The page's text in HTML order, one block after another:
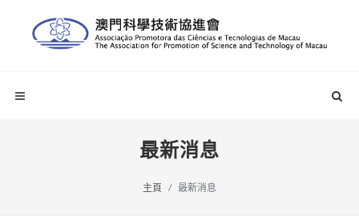
最新消息
主頁 最新消息